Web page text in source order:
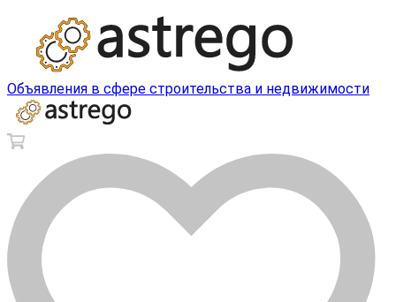
Объявления в сфере строительства и недвижимости